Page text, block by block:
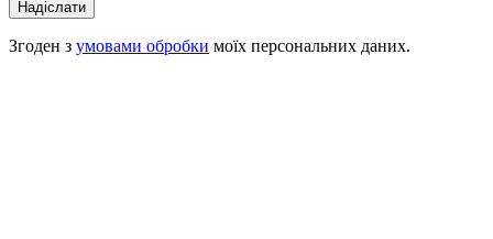
Надіслати
Згоден з умовами обробки моїх персональних даних.